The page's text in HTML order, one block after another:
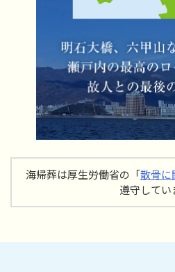
海帰葬は厚生労働省の「散骨に
遵守してい